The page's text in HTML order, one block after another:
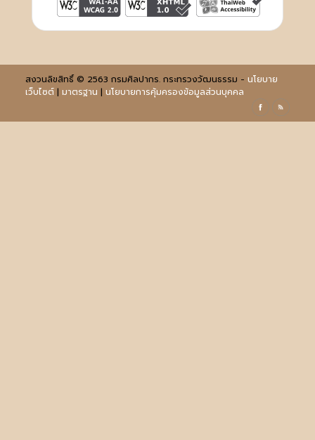
สงวนลิขสิทธิ์ © 2563 กรมศิลปากร. กระทรวงวัฒนธรรม - นโยบาย
เว็บไซต์| มาตรฐาน | นโยบายการคุ้มครองข้อมูลส่วนบุคคล